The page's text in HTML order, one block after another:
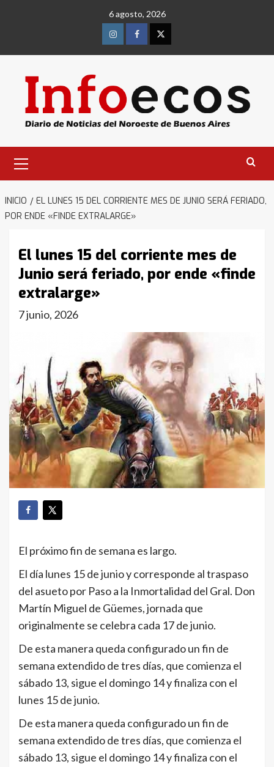
6 agosto, 2026
InstagramFacebookTwitter
primario
INICIO
EL LUNES 15 DEL CORRIENTE MES DE JUNIO SERÁ FERIADO,
POR ENDE «FINDE EXTRALARGE»
El lunes 15 del corriente mes de
Junio será feriado, por ende «finde
extralarge»
7 junio, 2026
El próximo fin de semana es largo.
El día lunes 15 de junio y corresponde al traspaso
del asueto por Paso a la Inmortalidad del Gral. Don
Martín Miguel de Güemes, jornada que
originalmente se celebra cada 17 de junio.
De esta manera queda configurado un fin de
semana extendido de tres días, que comienza el
sábado 13, sigue el domingo 14 y finaliza con el
lunes 15 de junio.
De esta manera queda configurado un fin de
semana extendido de tres días, que comienza el
sábado 13, sigue el domingo 14 y finaliza con el